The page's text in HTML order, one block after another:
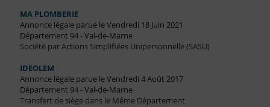
MA PLOMBERIE
Annonce légale parue le Vendredi 18 Juin 2021
Département 94 - Val-de-Marne
Société par Actions Simplifiées Unipersonnelle (SASU)
IDEOLEM
Annonce légale parue le Vendredi 4 Août 2017
Département 94 - Val-de-Marne
Transfert de siège dans le Même Département